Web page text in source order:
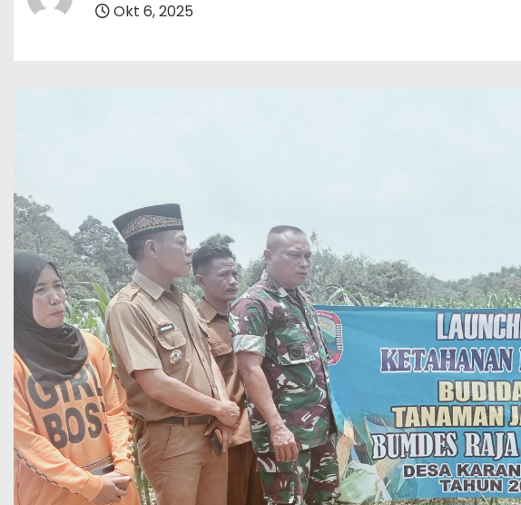
Okt 6, 2025